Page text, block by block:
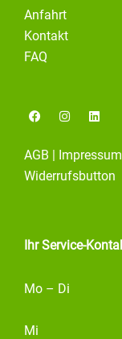
Anfahrt
Kontakt
FAQ
F
a
e
b
o
o
I
n
a
g
r
L
i
e
d
i
AGB Impressum
Widerrufsbutton
Ihr Service-
Mo – Di
Mi